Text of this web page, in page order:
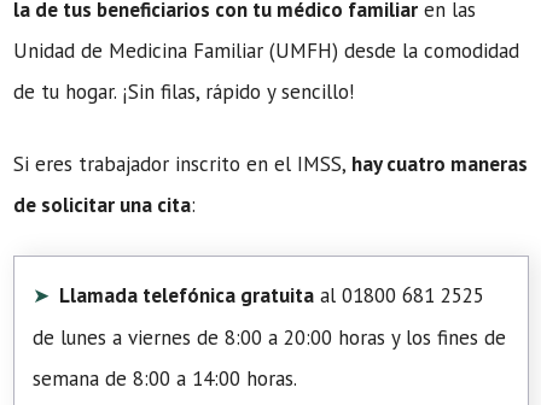
la de tus beneficiarios con tu médico familiar en las
Unidad de Medicina Familiar (UMFH) desde la comodidad
de tu hogar. ¡Sin filas, rápido y sencillo!
Si eres trabajador inscrito en el IMSS, hay cuatro maneras
de solicitar una cita:
Llamada telefónica gratuita al 01800 681 2525
de lunes a viernes de 8:00 a 20:00 horas y los fines de
semana de 8:00 a 14:00 horas.